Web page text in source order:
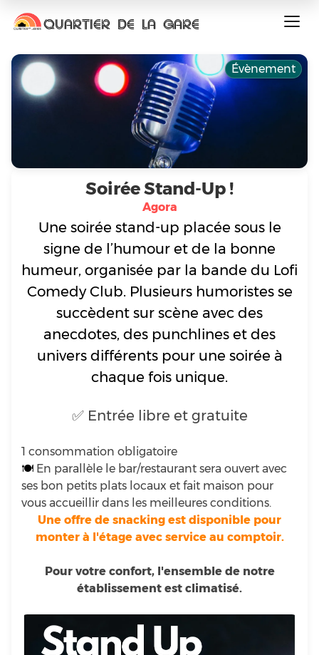
QUARTIER DE LA GARE
Évènement
Soirée Stand-Up !
Agora
Une soirée stand-up placée sous le
signe de l’humour et de la bonne
humeur, organisée par la bande du Lofi
Comedy Club. Plusieurs humoristes se
succèdent sur scène avec des
anecdotes, des punchlines et des
univers différents pour une soirée à
chaque fois unique.
✅ Entrée libre et gratuite
1 consommation obligatoire
🍽 En parallèle le bar/restaurant sera ouvert avec
ses bon petits plats locaux et fait maison pour
vous accueillir dans les meilleures conditions.
Une offre de snacking est disponible pour
monter à l'étage avec service au comptoir.
Pour votre confort, l'ensemble de notre
établissement est climatisé.